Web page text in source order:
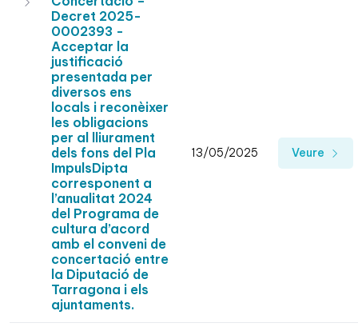
Decret 2025-
0002393 -
Acceptar la
justificació
presentada per
diversos ens
locals i reconèixer
les obligacions
per al lliurament
dels fons del Pla
ImpulsDipta
corresponent a
l’anualitat 2024
del Programa de
cultura d’acord
amb el conveni de
concertació entre
la Diputació de
Tarragona i els
ajuntaments.
13/05/2025 Veure